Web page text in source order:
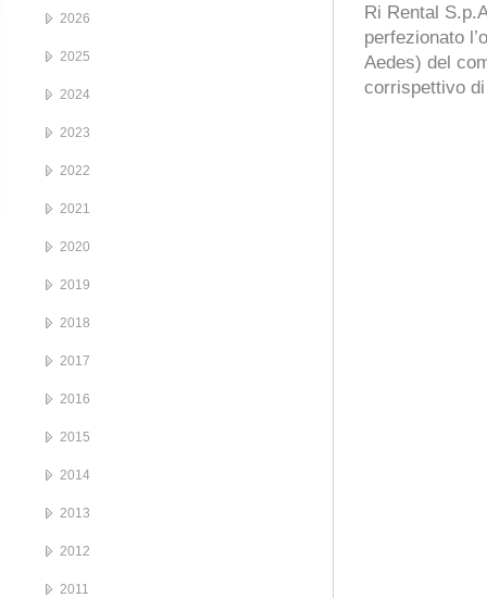
Ri Rental
perfezionato
Aedes) del
corrispettivo
2026
2025
2024
2023
2022
2021
2020
2019
2018
2017
2016
2015
2014
2013
2012
2011